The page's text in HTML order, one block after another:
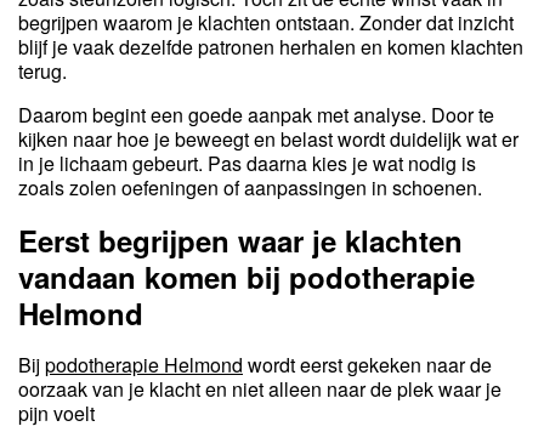
begrijpen waarom je klachten ontstaan. Zonder dat inzicht
blijf je vaak dezelfde patronen herhalen en komen klachten
terug.
Daarom begint een goede aanpak met analyse. Door te
kijken naar hoe je beweegt en belast wordt duidelijk wat er
in je lichaam gebeurt. Pas daarna kies je wat nodig is
zoals zolen oefeningen of aanpassingen in schoenen.
Eerst begrijpen waar je klachten
vandaan komen bij podotherapie
Helmond
Bijpodotherapie Helmond wordt eerst gekeken naar de
oorzaak van je klacht en niet alleen naar de plek waar je
pijn voelt